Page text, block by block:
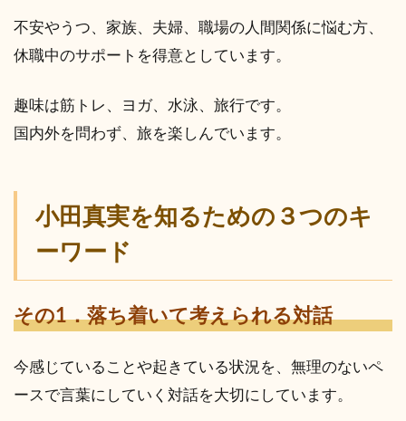
不安やうつ、家族、夫婦、職場の人間関係に悩む方、
休職中のサポートを得意としています。
趣味は筋トレ、ヨガ、水泳、旅行です。
国内外を問わず、旅を楽しんでいます。
小田真実を知るための３つのキ
ーワード
その1．落ち着いて考えられる対話
今感じていることや起きている状況を、無理のないペ
ースで言葉にしていく対話を大切にしています。